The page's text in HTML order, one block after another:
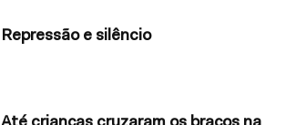
Repressão e silêncio